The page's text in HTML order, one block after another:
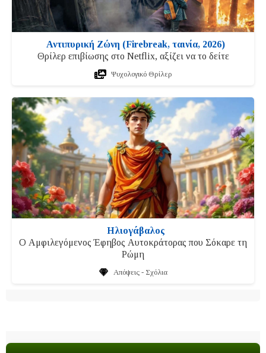
Αντιπυρική Ζώνη (Firebreak, ταινία, 2026)
Θρίλερ επιβίωσης στο Netflix, αξίζει να το δείτε
Ψυχολογικό Θρίλερ
Ηλιογάβαλος
Ο Αμφιλεγόμενος Έφηβος Αυτοκράτορας που Σόκαρε τη
Ρώμη
Απόψεις - Σχόλια